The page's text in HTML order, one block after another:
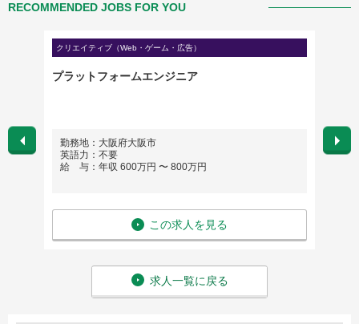
RECOMMENDED JOBS FOR YOU
クリエイティブ（Web・ゲーム・広告）
プラットフォームエンジニア
勤務地：大阪府大阪市
英語力：不要
給 与：年収 600万円 〜 800万円
この求人を見る
勤務
英語
求人一覧に戻る